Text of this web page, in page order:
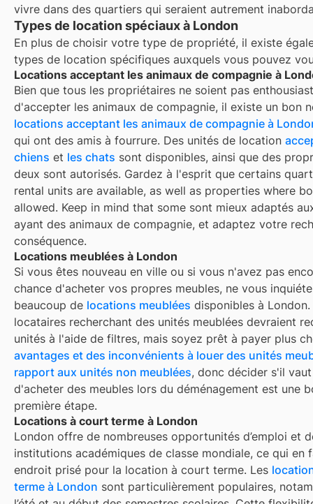
vivre dans des quartiers qui seraient autrement
Types de location spéciaux à London
En plus de choisir votre type de propriété, il existe
types de location spécifiques auxquels vous pouvez
Locations acceptant les animaux de compagnie à
Bien que tous les propriétaires ne soient pas
d'accepter les animaux de compagnie, il existe un bon
locations acceptant les animaux de compagnie à
qui ont des amis à fourrure. Des unités de location
chiens et les chats sont disponibles, ainsi que des
deux sont autorisés. Gardez à l'esprit que certains
rental units are available, as well as properties where
allowed. Keep in mind that some sont mieux adaptés
ayant des animaux de compagnie, et adaptez votre
conséquence.
Locations meublées à London
Si vous êtes nouveau en ville ou si vous n'avez pas
chance d'acheter vos propres meubles, ne vous
beaucoup de locations meublées disponibles à London
locataires recherchant des unités meublées devraient
unités à l'aide de filtres, mais soyez prêt à payer plus
avantages et des inconvénients à louer des unités
rapport aux unités non meublées, donc décider s'il
d'acheter des meubles lors du déménagement est une
première étape.
Locations à court terme à London
London offre de nombreuses opportunités d’emploi et
institutions académiques de classe mondiale, ce qui en
endroit prisé pour la location à court terme. Les
terme à London sont particulièrement populaires,